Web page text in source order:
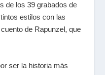
de los 39 grabados de
estilos con las
de Rapunzel, que
ser la historia más